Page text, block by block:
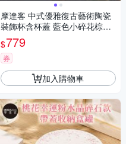
摩達客 中式優雅復古藝術陶瓷
裝飾杯含杯蓋 藍色小碎花棕色
高腳 身心靈 可放水晶淨化能量
多用途薰香蠟燭首飾品精緻收
納容器 風格擺件
$779
券
加入購物車